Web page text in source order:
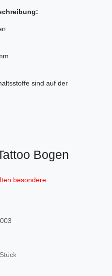
sind auf der
Bogen
besondere
Stück